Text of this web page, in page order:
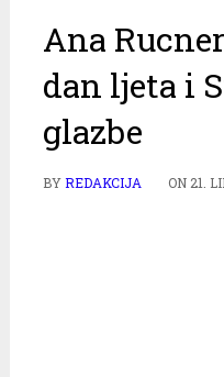
Ana
dan ljeta i
glazbe
BYREDAKCIJA ON21.